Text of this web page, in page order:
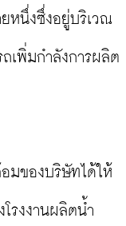
หนึ่งซึ่งอยู่บริเวณ
เพิ่มกำลังการผลิต
มของบริษัทได้ให้
โรงงานผลิตน้ำ